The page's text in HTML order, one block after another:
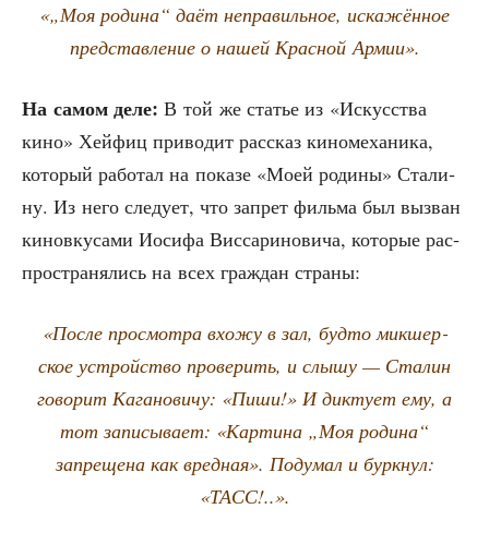
«„Моя роди­на“ даёт непра­виль­ное, иска­жён­ное
пред­став­ле­ние о нашей Крас­ной Армии».
На самом деле: В той же ста­тье из «Искус­ства
кино» Хей­фиц при­во­дит рас­сказ кино­ме­ха­ни­ка,
кото­рый рабо­тал на пока­зе «Моей роди­ны» Ста­ли­
ну. Из него сле­ду­ет, что запрет филь­ма был вызван
кино­вку­са­ми Иоси­фа Вис­са­ри­но­ви­ча, кото­рые рас­
про­стра­ня­лись на всех граж­дан страны:
«После про­смот­ра вхо­жу в зал, буд­то мик­шер­
ское устрой­ство про­ве­рить, и слы­шу — Ста­лин
гово­рит Кага­но­ви­чу: «Пиши!» И дик­ту­ет ему, а
тот запи­сы­ва­ет: «Кар­ти­на „Моя роди­на“
запре­ще­на как вред­ная». Поду­мал и бурк­нул:
«ТАСС!..».